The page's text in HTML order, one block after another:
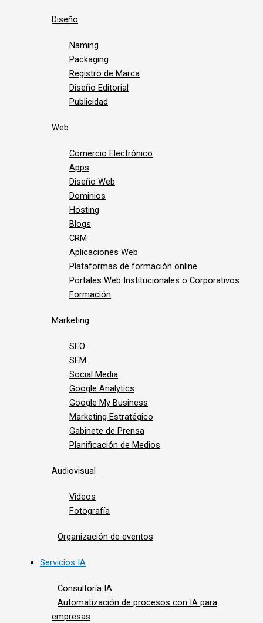
Diseño
Naming
Packaging
Registro de Marca
Diseño Editorial
Publicidad
Web
Comercio Electrónico
Apps
Diseño Web
Dominios
Hosting
Blogs
CRM
Aplicaciones Web
Plataformas de formación online
Portales Web Institucionales o Corporativos
Formación
Marketing
SEO
SEM
Social Media
Google Analytics
Google My Business
Marketing Estratégico
Gabinete de Prensa
Planificación de Medios
Audiovisual
Videos
Fotografía
Organización de eventos
Servicios IA
Consultoría IA
Automatización de procesos con IA para
empresas